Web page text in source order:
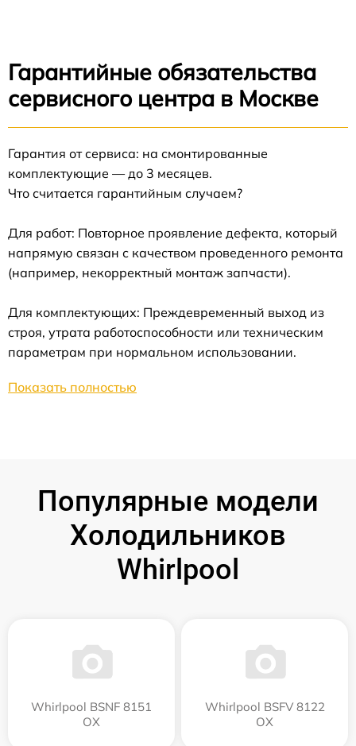
Гарантийные обязательства
сервисного центра в Москве
Гарантия от сервиса: на смонтированные
комплектующие — до 3 месяцев.
Что считается гарантийным случаем?
Для работ: Повторное проявление дефекта, который
напрямую связан с качеством проведенного ремонта
(например, некорректный монтаж запчасти).
Для комплектующих: Преждевременный выход из
строя, утрата работоспособности или техническим
параметрам при нормальном использовании.
Показать полностью
Популярные модели
Холодильников
Whirlpool
Whirlpool BSNF 8151
OX
Whirlpool BSFV 8122
OX